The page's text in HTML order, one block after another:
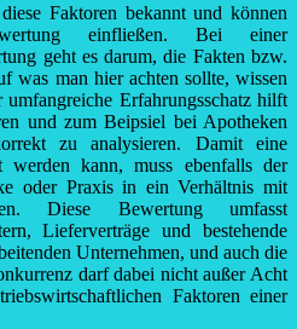
Faktoren bekannt und können
einfließen. Bei einer
geht es darum, die Fakten bzw.
was man hier achten sollte, wissen
umfangreiche Erfahrungsschatz hilft
und zum Beipsiel bei Apotheken
zu analysieren. Damit eine
werden kann, muss ebenfalls der
oder Praxis in ein Verhältnis mit
Diese Bewertung umfasst
Lieferverträge und bestehende
Unternehmen, und auch die
darf dabei nicht außer Acht
Faktoren einer